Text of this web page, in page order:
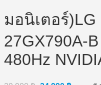
มอนิเตอร์)LG
27GX790A-
480Hz